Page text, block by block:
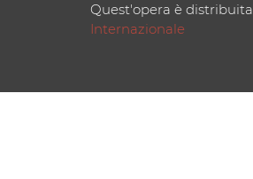
Quest'opera è
Internazionale